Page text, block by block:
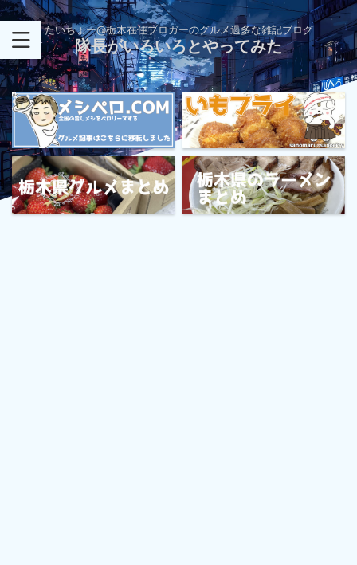
たいちょー@栃木在住ブロガーのグルメ過多な雑記ブログ
隊長がいろいろとやってみた